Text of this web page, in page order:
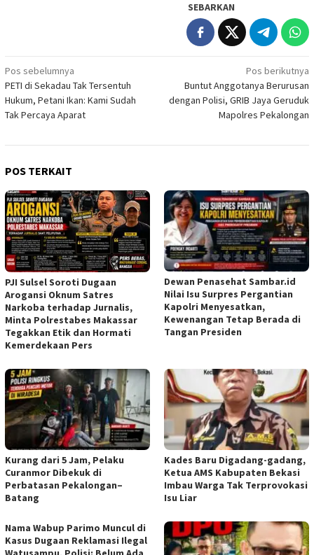
SEBARKAN
Navigasi
pos
Pos sebelumnya
PETI di Sekadau Tak Tersentuh
Hukum, Petani Ikan: Kami Sudah
Tak Percaya Aparat
Pos berikutnya
Buntut Anggotanya Berurusan
dengan Polisi, GRIB Jaya Geruduk
Mapolres Pekalongan
POS TERKAIT
PJI Sulsel Soroti Dugaan
Arogansi Oknum Satres
Narkoba terhadap Jurnalis,
Minta Polrestabes Makassar
Tegakkan Etik dan Hormati
Kemerdekaan Pers
Dewan Penasehat Sambar.id
Nilai Isu Surpres Pergantian
Kapolri Menyesatkan,
Kewenangan Tetap Berada di
Tangan Presiden
Kurang dari 5 Jam, Pelaku
Curanmor Dibekuk di
Perbatasan Pekalongan–
Batang
Kades Baru Digadang-gadang,
Ketua AMS Kabupaten Bekasi
Imbau Warga Tak Terprovokasi
Isu Liar
Nama Wabup Parimo Muncul di
Kasus Dugaan Reklamasi Ilegal